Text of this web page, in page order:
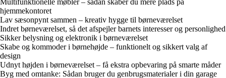
hjemmekontoret
Lav sæsonpynt sammen – kreativ hygge til børneværelset
Indret børneværelset, så det afspejler barnets interesser og personlighed
Sikker belysning og elektronik i børneværelset
Skabe og kommoder i børnehøjde – funktionelt og sikkert valg af
design
Udnyt højden i børneværelset – få ekstra opbevaring på smarte måder
Byg med omtanke: Sådan bruger du genbrugsmaterialer i din garage